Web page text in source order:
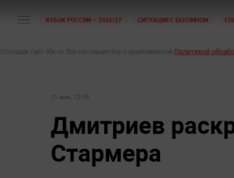
КУБОК РОССИИ — 2026/27 СИТУАЦИЯ С БЕНЗИНОМ
Посещая сайт life.ru, Вы соглашаетесь с приложенной Политикой
11 мая, 12:10
Дмитриев
Стармера